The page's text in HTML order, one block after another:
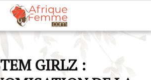
GIRLZ :